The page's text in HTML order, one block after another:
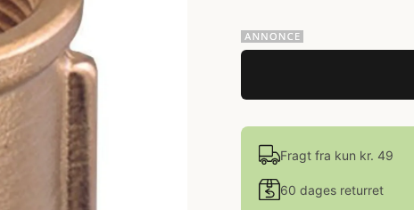
Fragt fra kun kr. 49
60 dages returret